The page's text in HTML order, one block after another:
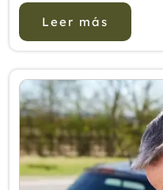
de la es...
Leer más